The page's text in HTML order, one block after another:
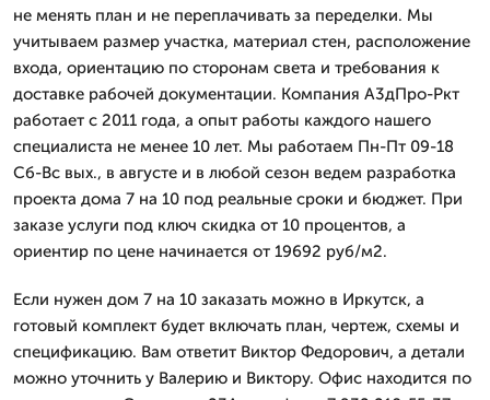
не менять план и не переплачивать за переделки. Мы
учитываем размер участка, материал стен, расположение
входа, ориентацию по сторонам света и требования к
доставке рабочей документации. Компания А3дПро-Ркт
работает с 2011 года, а опыт работы каждого нашего
специалиста не менее 10 лет. Мы работаем Пн-Пт 09-18
Сб-Вс вых., в августе и в любой сезон ведем разработка
проекта дома 7 на 10 под реальные сроки и бюджет. При
заказе услуги под ключ скидка от 10 процентов, а
ориентир по цене начинается от 19692 руб/м2.
Если нужен дом 7 на 10 заказать можно в Иркутск, а
готовый комплект будет включать план, чертеж, схемы и
спецификацию. Вам ответит Виктор Федорович, а детали
можно уточнить у Валерию и Виктору. Офис находится по